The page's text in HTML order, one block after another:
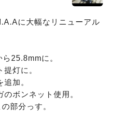
に大幅なリニューアル
25.8mmに。
提灯に。
加。
のボンネット使用。
部分っす。